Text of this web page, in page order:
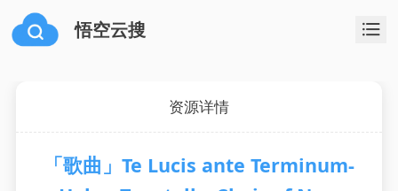
悟空云搜
资源详情
「歌曲」Te Lucis ante Terminum-